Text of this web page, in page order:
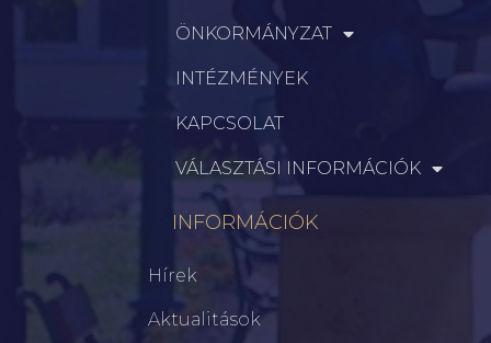
ÖNKORMÁNYZAT
INTÉZMÉNYEK
KAPCSOLAT
VÁLASZTÁSI INFORMÁCIÓK
INFORMÁCIÓK
Hírek
Aktualitások